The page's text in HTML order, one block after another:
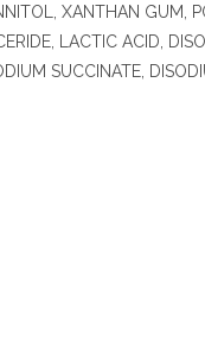
XANTHAN GUM,
LACTIC ACID,
SUCCINATE,